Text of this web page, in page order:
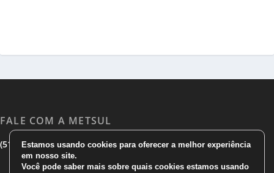
FALE COM A METSUL
(51) 3533 1983|(51)3785 7752|comercial@metsul.com
Estamos usando cookies para oferecer a melhor experiência
em nosso site.
Você pode saber mais sobre quais cookies estamos usando